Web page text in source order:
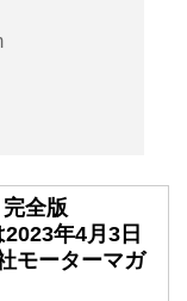
完全版
年4月3日
モーターマガ